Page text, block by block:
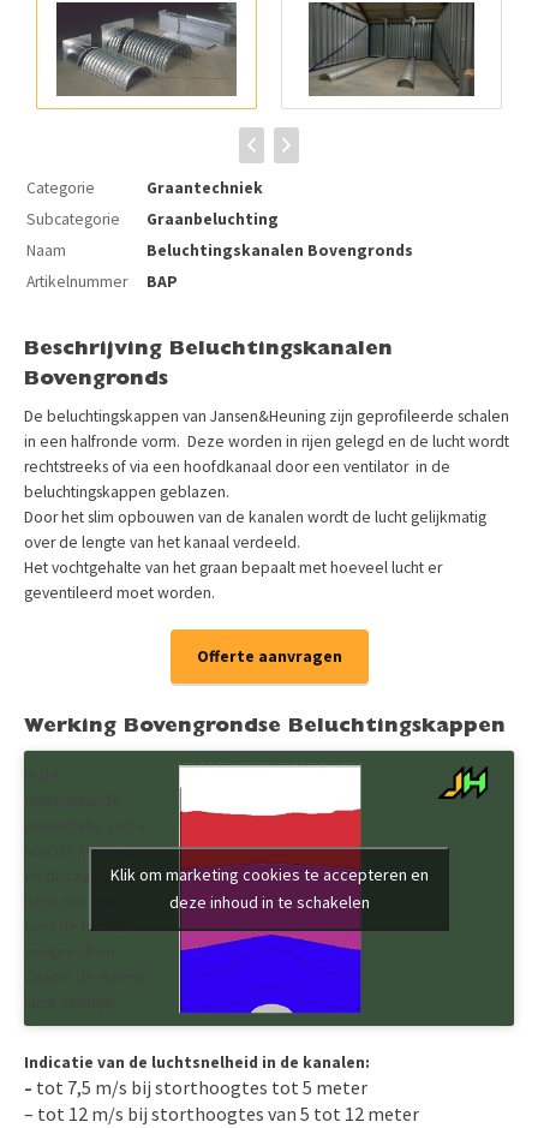
Categorie
Graantechniek
Subcategorie
Graanbeluchting
Naam
Beluchtingskanalen Bovengronds
Artikelnummer
BAP
Beschrijving Beluchtingskanalen
Bovengronds
De beluchtingskappen van Jansen&Heuning zijn geprofileerde schalen
in een halfronde vorm. Deze worden in rijen gelegd en de lucht wordt
rechtstreeks of via een hoofdkanaal door een ventilator in de
beluchtingskappen geblazen.
Door het slim opbouwen van de kanalen wordt de lucht gelijkmatig
over de lengte van het kanaal verdeeld.
Het vochtgehalte van het graan bepaalt met hoeveel lucht er
geventileerd moet worden.
Offerte aanvragen
Werking Bovengrondse Beluchtingskappen
hoe de koudere
en dus zwaardere
over de bodem
Klik om marketing cookies te accepteren en
deze inhoud in te schakelen
Indicatie van de luchtsnelheid in de kanalen:
– tot 7,5 m/s bij storthoogtes tot 5 meter
– tot 12 m/s bij storthoogtes van 5 tot 12 meter